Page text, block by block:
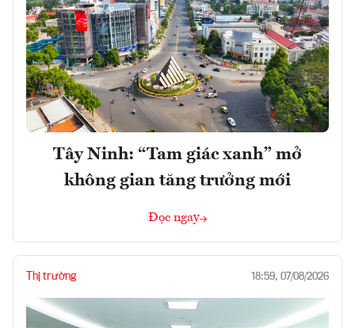
Tây Ninh: “Tam giác xanh” mở
không gian tăng trưởng mới
Đọc ngay
Thị trường 18:59, 07/08/2026